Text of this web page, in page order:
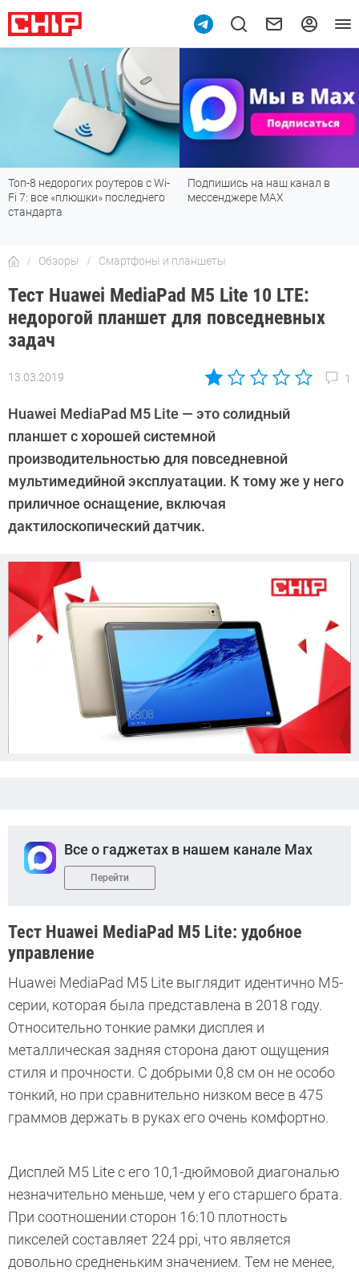
Топ-8 недорогих роутеров с Wi-
Fi 7: все «плюшки» последнего
стандарта
Подпишись на наш канал в
мессенджере МАХ
Обзоры Смартфоны и планшеты
Тест Huawei MediaPad M5 Lite 10 LTE:
недорогой планшет для повседневных
задач
13.03.2019 1
Автор:
Киреев
Huawei MediaPad M5 Lite — это солидный
планшет с хорошей системной
производительностью для повседневной
мультимедийной эксплуатации. К тому же у него
приличное оснащение, включая
дактилоскопический датчик.
Все о гаджетах в нашем канале Max
Перейти
Тест Huawei MediaPad M5 Lite: удобное
управление
Huawei MediaPad M5 Lite выглядит идентично M5-
серии, которая была представлена в 2018 году.
Относительно тонкие рамки дисплея и
металлическая задняя сторона дают ощущения
стиля и прочности. С добрыми 0,8 см он не особо
тонкий, но при сравнительно низком весе в 475
граммов держать в руках его очень комфортно.
Дисплей M5 Lite с его 10,1-дюймовой диагональю
незначительно меньше, чем у его старшего брата.
При соотношении сторон 16:10 плотность
пикселей составляет 224 ppi, что является
довольно средненьким значением. Тем не менее,